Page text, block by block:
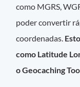
como MGRS,
poder convertir
coordenadas.
como Latitude
o Geocaching